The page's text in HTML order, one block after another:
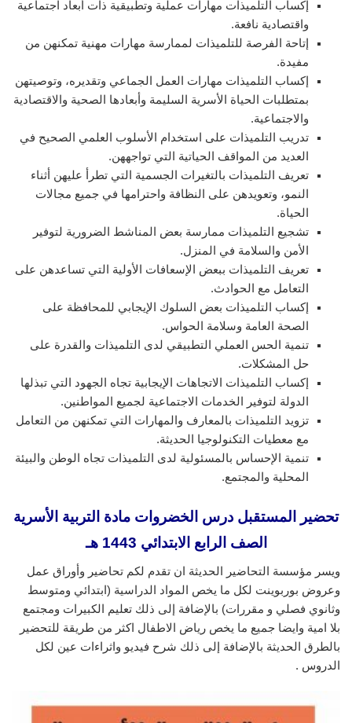
إكساب التلميذات مهارات عملية وتطبيقية ذات أبعاد اجتماعية
واقتصادية نافعة.
إتاحة الفرصة للتلميذات لممارسة مهارات مهنية تمكنهن من
مفيدة.
إكساب التلميذات مهارات العمل الجماعي وتقديره، وتوصيتهن
بمتطلبات الحياة الأسرية السليمة وأبعادها الصحية والاقتصادية
والاجتماعية.
تدريب التلميذات على استخدام الأسلوب العلمي الصحيح في
العديد من المواقف الحياتية التي تواجههن.
تعريف التلميذات بالتغيرات الجسمية التي تطرأ عليهن أثناء
النمو، وتعويدهن على النظافة واحترامها في جميع مجالات
الحياة.
تشجيع التلميذات ممارسة بعض المناشط الضرورية لتوفير
الأمن والسلامة في المنزل.
تعريف التلميذات ببعض الإسعافات الأولية التي تساعدهن على
التعامل مع الحوادث.
إكساب التلميذات بعض السلوك الإيجابي للمحافظة على
الصحة العامة وسلامة الحواس.
تنمية الحس العملي التطبيقي لدى التلميذات والقدرة على
حل المشكلات.
إكساب التلميذات الاتجاهات الإيجابية تجاه الجهود التي تبذلها
الدولة لتوفير الخدمات الاجتماعية لجميع المواطنين.
تزويد التلميذات بالمعارف والمهارات التي تمكنهن من التعامل
مع معطيات التكنولوجيا الحديثة.
تنمية الإحساس بالمسئولية لدى التلميذات تجاه الوطن والبيئة
المحلية والمجتمع.
تحضير المستقبل درس الخضروات مادة التربية الأسرية
الصف الرابع الابتدائي 1443 هـ
ويسر مؤسسة التحاضير الحديثة ان تقدم لكم تحاضير وأوراق عمل
وعروض بوربوينت لكل ما يخص المواد الدراسية (ابتدائي ومتوسط
وثانوي فصلي و مقررات) بالإضافة إلى ذلك تعليم الكبيرات ومجتمع
بلا امية وايضا جميع ما يخص رياض الاطفال اكثر من طريقة للتحضير
بالطرق الحديثة بالإضافة إلى ذلك شرح فيديو واثراءات عين لكل
الدروس .